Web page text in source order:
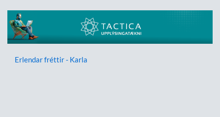
Erlendar fréttir - Karla